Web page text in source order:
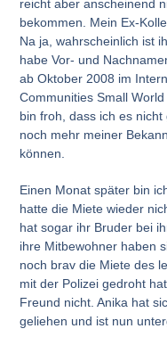
reicht aber anscheinend
bekommen. Mein Ex-
Na ja, wahrscheinlich ist
habe Vor- und
ab Oktober 2008 im
Communities Small
bin froh, dass ich es
noch mehr meiner
können.
Einen Monat später bin
hatte die Miete wieder
hat sogar ihr Bruder bei
ihre Mitbewohner haben
noch brav die Miete des
mit der Polizei gedroht
Freund nicht. Anika hat
geliehen und ist nun